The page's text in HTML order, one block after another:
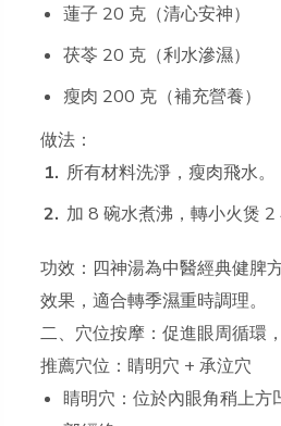
蓮子 20 克（清心安神）
茯苓 20 克（利水滲濕）
瘦肉 200 克（補充營養）
做法：
所有材料洗淨，瘦肉飛水。
加 8 碗水煮沸，轉小火煲 2
功效：四神湯為中醫經典健脾
效果，適合轉季濕重時調理。
二、穴位按摩：促進眼周循環
推薦穴位：睛明穴 + 承泣穴
睛明穴：位於內眼角稍上方